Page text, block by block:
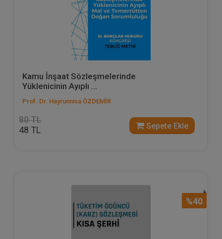
Kamu İnşaat Sözleşmelerinde
Yüklenicinin Ayıplı ...
Prof. Dr. Hayrunnisa ÖZDEMİR
80 TL
48 TL Sepete Ekle
%40